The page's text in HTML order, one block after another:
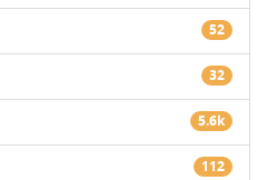
52
32
5.6k
112